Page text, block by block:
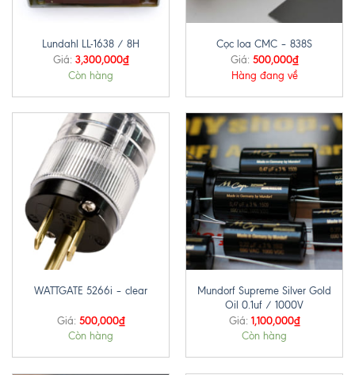
Lundahl LL-1638 / 8H
Giá: 3,300,000₫
Còn hàng
Cọc loa CMC – 838S
Giá: 500,000₫
Hàng đang về
WATTGATE 5266i – clear
Giá: 500,000₫
Còn hàng
Mundorf Supreme Silver Gold
Oil 0.1uf / 1000V
Giá: 1,100,000₫
Còn hàng